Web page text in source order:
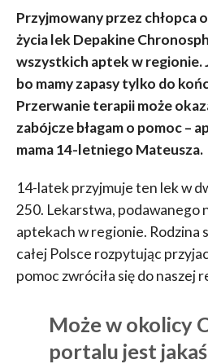
Przyjmowany przez chłopca
życia lek Depakine
wszystkich aptek w regionie.
bo mamy zapasy tylko do
Przerwanie terapii może
zabójcze błagam o pomoc –
mama 14-letniego Mateusza.
14-latek przyjmuje ten lek w
250. Lekarstwa, podawanego
aptekach w regionie. Rodzina
całej Polsce rozpytując
pomoc zwróciła się do naszej
Może w okolicy
portalu jest